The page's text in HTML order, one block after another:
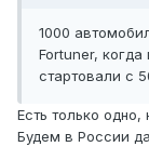
1000
Fortuner,
стартовали с
Есть только
Будем в России